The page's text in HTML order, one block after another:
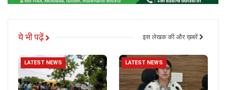
ये भी पढ़ें इस लेखक की और ख़बरें
LATEST NEWS LATEST NEWS